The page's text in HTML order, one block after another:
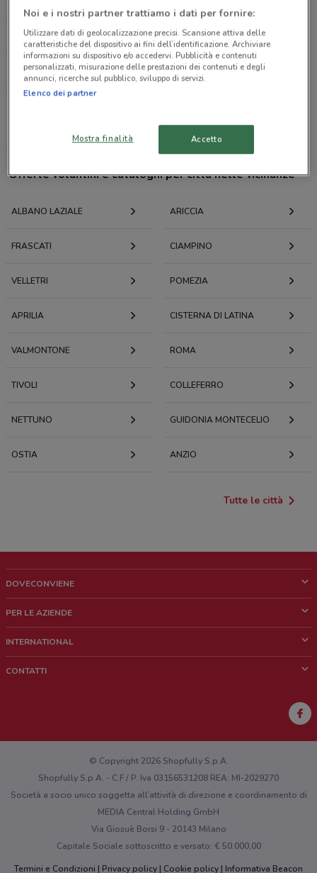
Via Gioacchino Rossini 98 Albano Laziale
80 m
Corso Matteotti, 201
0.08848613230235777
Piazza G.Carducci ,14 Albano Laziale
Corso G. Matteotti, 201 Albano Laziale
95 m
Corso Giacomo Matteotti, 189 Albano Laziale
104 m
Corso Matteotti, 66 Albano Laziale
122 m
Corso Matteotti 166
0.12189740695036384
Via Camillo Benso Conte Di Cavour, 3
0.14274550554704182
Corso Matteotti 165
0.14444524212724585
CONFORAMA SISA
DECÒ
Offerte volantini e cataloghi per città nelle vicinanze
ALBANO LAZIALE ARICCIA
FRASCATI CIAMPINO
VELLETRI POMEZIA
APRILIA CISTERNA DI LATINA
VALMONTONE ROMA
TIVOLI COLLEFERRO
NETTUNO GUIDONIA MONTECELIO
OSTIA ANZIO
Tutte le città
DOVECONVIENE
Chi siamo
Lavora con noi
PER LE AZIENDE
Richieste commerciali e marketing
INTERNATIONAL
CONTATTI
Hai un malfunzionamento sul web o sull'app?
© Copyright 2026 Shopfully S.p.A.
Shopfully S.p.A. - C.F / P. Iva 03156531208 REA: MI-2029270
Società a socio unico soggetta all’attività di direzione e coordinamento di
MEDIA Central Holding GmbH
Via Giosuè Borsi 9 - 20143 Milano
Capitale Sociale sottoscritto e versato: € 50.000,00
Termini e Condizioni
Privacy policy Cookie policy Informativa Beacon
Noi e i nostri partner trattiamo i dati per fornire:
Utilizzare dati di geolocalizzazione precisi. Scansione attiva delle
caratteristiche del dispositivo ai fini dell’identificazione. Archiviare
informazioni su dispositivo e/o accedervi. Pubblicità e contenuti
personalizzati, misurazione delle prestazioni dei contenuti e degli
annunci, ricerche sul pubblico, sviluppo di servizi.
Elenco dei partner
Mostra finalità Accetto